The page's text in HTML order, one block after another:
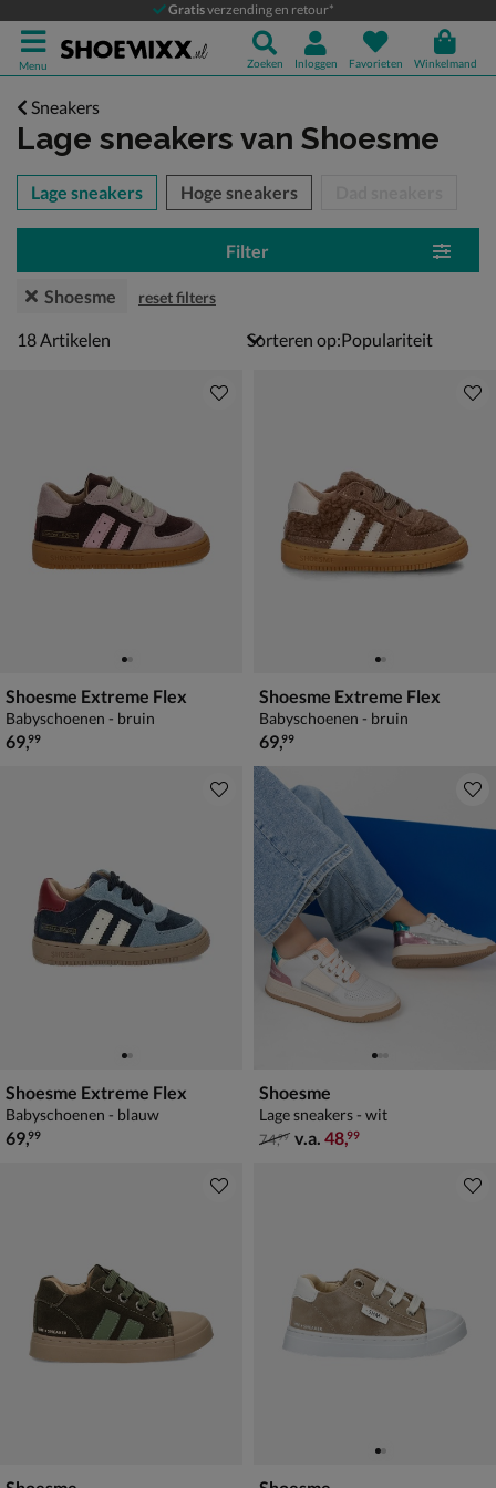
Gratisverzending en retour*
Menu Zoeken Inloggen Favorieten Winkelmand
Sneakers
Lage sneakers van Shoesme
over
Lage sneakers Hoge sneakers
Filter
Shoesme reset filters
18 artikelen
18Artikelen Sorteren op:
Shoesme Extreme Flex
Babyschoenen - bruin
€ 69,99
69,99
Shoesme Extreme Flex
Babyschoenen - bruin
€ 69,99
69,99
Shoesme Extreme Flex
Babyschoenen - blauw
€ 69,99
69,99
Shoesme
Lage sneakers - wit
van € 74,99 vanaf € 48,99
74,99 v.a. 48,99